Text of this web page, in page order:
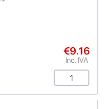
€9.16
Inc. IVA